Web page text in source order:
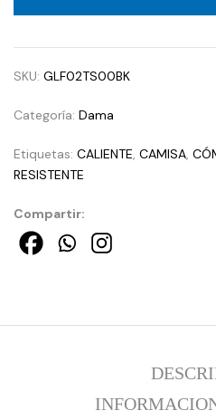
SKU: GLF02TS00BK
Categoría: Dama
Etiquetas: CALIENTE, CAMISA,
RESISTENTE
Compartir: